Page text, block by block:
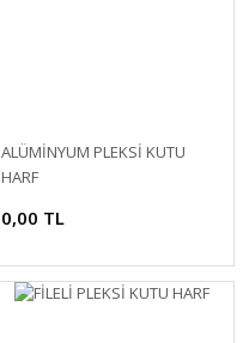
ALÜMİNYUM PLEKSİ KUTU
HARF
0,00 TL